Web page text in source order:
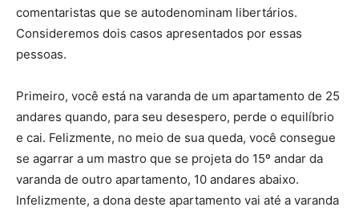
comentaristas que se autodenominam libertários.
Consideremos dois casos apresentados por essas
pessoas.
Primeiro, você está na varanda de um apartamento de 25
andares quando, para seu desespero, perde o equilíbrio
e cai. Felizmente, no meio de sua queda, você consegue
se agarrar a um mastro que se projeta do 15º andar da
varanda de outro apartamento, 10 andares abaixo.
Infelizmente, a dona deste apartamento vai até a varanda